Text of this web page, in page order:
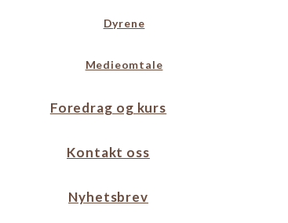
Dyrene
Medieomtale
Foredrag og kurs
Kontakt oss
Nyhetsbrev